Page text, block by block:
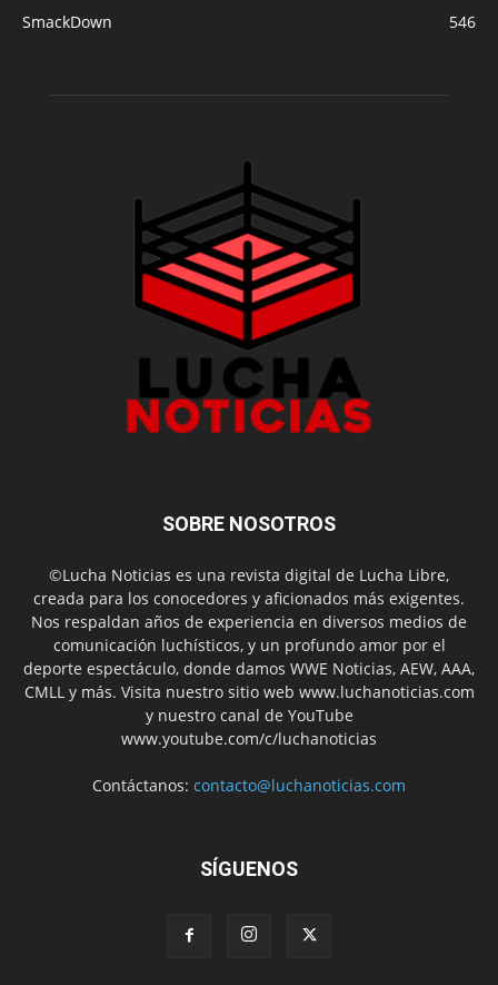
SmackDown
546
SOBRE NOSOTROS
©Lucha Noticias es una revista digital de Lucha Libre,
creada para los conocedores y aficionados más exigentes.
Nos respaldan años de experiencia en diversos medios de
comunicación luchísticos, y un profundo amor por el
deporte espectáculo, donde damos WWE Noticias, AEW, AAA,
CMLL y más. Visita nuestro sitio web www.luchanoticias.com
y nuestro canal de YouTube
www.youtube.com/c/luchanoticias
Contáctanos: contacto@luchanoticias.com
SÍGUENOS